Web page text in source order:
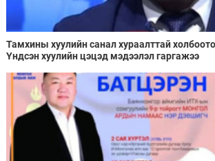
Тамхины хуулийн санал хураалттай
Үндсэн хуулийн цэцэд мэдээлэл гаргажээ